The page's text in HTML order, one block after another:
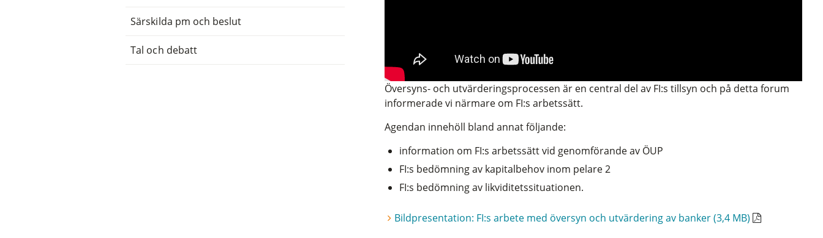
Översyns- och utvärderingsprocessen är en central del av FI:s tillsyn och på detta forum
informerade vi närmare om FI:s arbetssätt.
Agendan innehöll bland annat följande:
information om FI:s arbetssätt vid genomförande av ÖUP
FI:s bedömning av kapitalbehov inom pelare 2
FI:s bedömning av likviditetssituationen.
Bildpresentation: FI:s arbete med översyn och utvärdering av banker (3,4 MB)
Särskilda pm och beslut
Tal och debatt